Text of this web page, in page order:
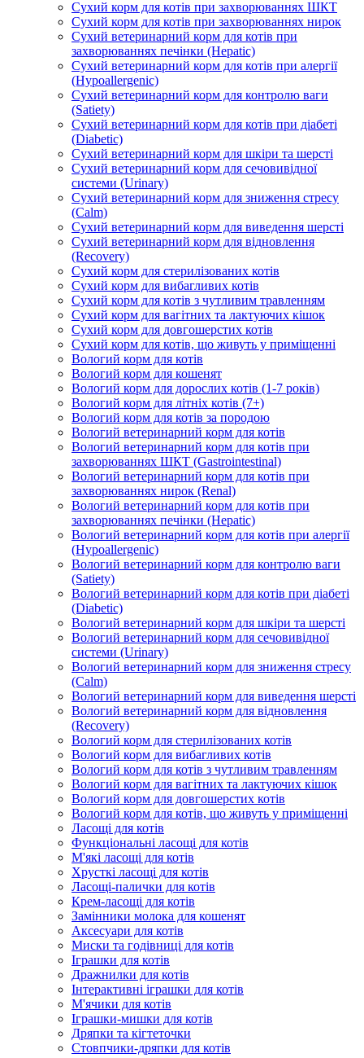
Сухий корм для котів при захворюваннях ШКТ
Сухий корм для котів при захворюваннях нирок
Сухий ветеринарний корм для котів при
захворюваннях печінки (Hepatic)
Сухий ветеринарний корм для котів при алергії
(Hypoallergenic)
Сухий ветеринарний корм для контролю ваги
(Satiety)
Сухий ветеринарний корм для котів при діабеті
(Diabetic)
Сухий ветеринарний корм для шкіри та шерсті
Сухий ветеринарний корм для сечовивідної
системи (Urinary)
Сухий ветеринарний корм для зниження стресу
(Calm)
Сухий ветеринарний корм для виведення шерсті
Сухий ветеринарний корм для відновлення
(Recovery)
Сухий корм для стерилізованих котів
Сухий корм для вибагливих котів
Сухий корм для котів з чутливим травленням
Сухий корм для вагітних та лактуючих кішок
Сухий корм для довгошерстих котів
Сухий корм для котів, що живуть у приміщенні
Вологий корм для котів
Вологий корм для кошенят
Вологий корм для дорослих котів (1-7 років)
Вологий корм для літніх котів (7+)
Вологий корм для котів за породою
Вологий ветеринарний корм для котів
Вологий ветеринарний корм для котів при
захворюваннях ШКТ (Gastrointestinal)
Вологий ветеринарний корм для котів при
захворюваннях нирок (Renal)
Вологий ветеринарний корм для котів при
захворюваннях печінки (Hepatic)
Вологий ветеринарний корм для котів при алергії
(Hypoallergenic)
Вологий ветеринарний корм для контролю ваги
(Satiety)
Вологий ветеринарний корм для котів при діабеті
(Diabetic)
Вологий ветеринарний корм для шкіри та шерсті
Вологий ветеринарний корм для сечовивідної
системи (Urinary)
Вологий ветеринарний корм для зниження стресу
(Calm)
Вологий ветеринарний корм для виведення шерсті
Вологий ветеринарний корм для відновлення
(Recovery)
Вологий корм для стерилізованих котів
Вологий корм для вибагливих котів
Вологий корм для котів з чутливим травленням
Вологий корм для вагітних та лактуючих кішок
Вологий корм для довгошерстих котів
Вологий корм для котів, що живуть у приміщенні
Ласощі для котів
Функціональні ласощі для котів
М'які ласощі для котів
Хрусткі ласощі для котів
Ласощі-палички для котів
Крем-ласощі для котів
Замінники молока для кошенят
Аксесуари для котів
Миски та годівниці для котів
Іграшки для котів
Дражнилки для котів
Інтерактивні іграшки для котів
М'ячики для котів
Іграшки-мишки для котів
Дряпки та кігтеточки
Стовпчики-дряпки для котів